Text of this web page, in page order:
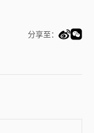
分享至：